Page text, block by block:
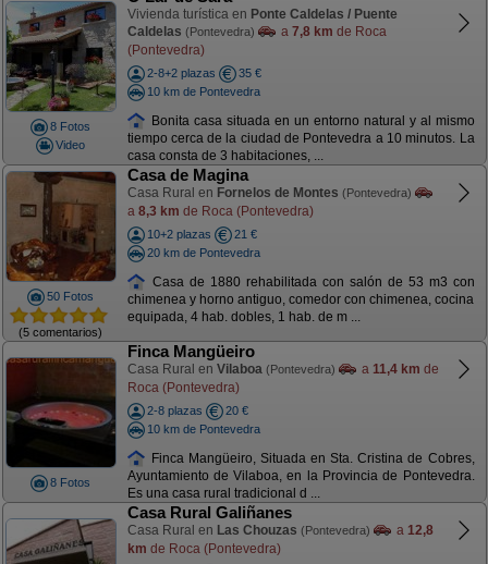
8 Fotos
Video
Vivienda turística en Ponte Caldelas / Puente
Caldelas (Pontevedra) a 7,8 km de Roca
(Pontevedra)
2-8+2 plazas
35 €
10 km de Pontevedra
Bonita casa situada en un entorno natural y al mismo
tiempo cerca de la ciudad de Pontevedra a 10 minutos. La
casa consta de 3 habitaciones, ...
50 Fotos
(5 comentarios)
Casa de Magina
Casa Rural en Fornelos de Montes (Pontevedra)
a 8,3 km de Roca (Pontevedra)
10+2 plazas
21 €
20 km de Pontevedra
Casa de 1880 rehabilitada con salón de 53 m3 con
chimenea y horno antiguo, comedor con chimenea, cocina
equipada, 4 hab. dobles, 1 hab. de m ...
8 Fotos
Finca Mangüeiro
Casa Rural en Vilaboa (Pontevedra) a 11,4 km de
Roca (Pontevedra)
2-8 plazas
20 €
10 km de Pontevedra
Finca Mangüeiro, Situada en Sta. Cristina de Cobres,
Ayuntamiento de Vilaboa, en la Provincia de Pontevedra.
Es una casa rural tradicional d ...
Casa Rural Galiñanes
Casa Rural en Las Chouzas (Pontevedra) a 12,8
km de Roca (Pontevedra)